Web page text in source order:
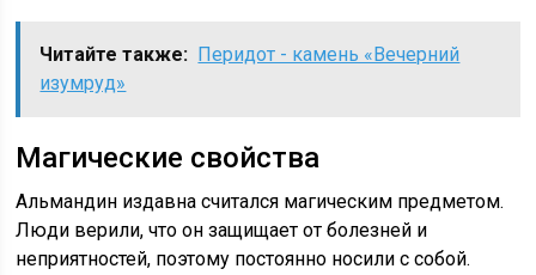
Читайте также: Перидот - камень «Вечерний
изумруд»
Магические свойства
Альмандин издавна считался магическим предметом.
Люди верили, что он защищает от болезней и
неприятностей, поэтому постоянно носили с собой.